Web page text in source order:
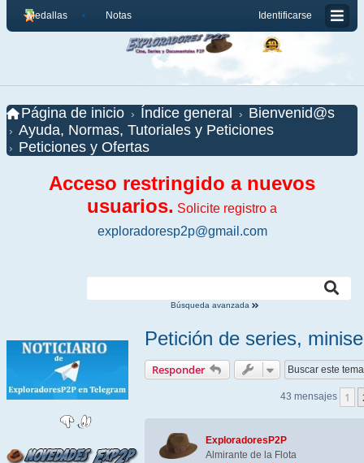
Identificarse
Medallas Notas
Página de inicio Índice general
Bienvenid@s
Ayuda, Normas, Tutoriales y Peticiones
Peticiones y Ofertas
Acceso restringido a nuevos
usuarios. Solicite registro a
exploradoresp2p@gmail.com
Búsqueda avanzada
Petición de series,
Responder
43 mensajes 1
ExploradoresP2P
Almirante de la Flota